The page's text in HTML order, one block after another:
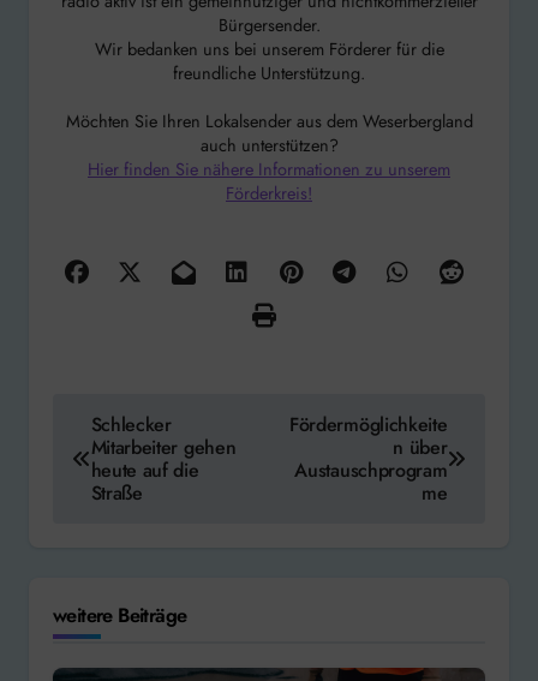
Bürgersender.
Wir bedanken uns bei unserem Förderer für die
freundliche Unterstützung.
Möchten Sie Ihren Lokalsender aus dem Weserbergland
auch unterstützen?
Hier finden Sie nähere Informationen zu unserem
Förderkreis!
Beitragsnavigation
Schlecker
Mitarbeiter gehen
heute auf die
Straße
Fördermöglichkeite
n über
Austauschprogram
me
weitere Beiträge